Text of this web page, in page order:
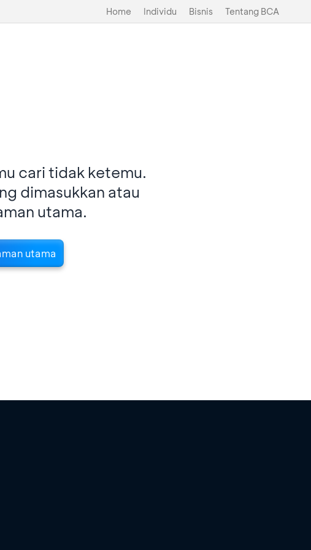
Home Individu Bisnis Tentang BCA
cari tidak ketemu.
dimasukkan atau
utama.
utama